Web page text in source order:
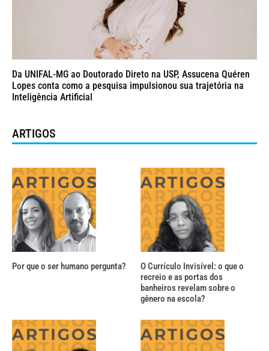
Da UNIFAL-MG ao Doutorado Direto na USP, Assucena Quéren
Lopes conta como a pesquisa impulsionou sua trajetória na
Inteligência Artificial
ARTIGOS
Por que o ser humano pergunta?
O Currículo Invisível: o que o
recreio e as portas dos
banheiros revelam sobre o
gênero na escola?